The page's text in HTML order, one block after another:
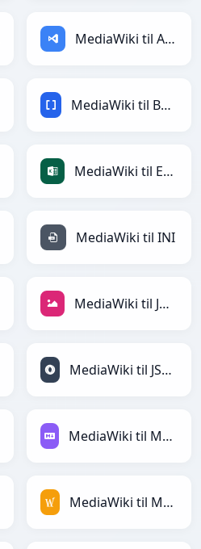
MediaWiki til ASP
MediaWiki til BBCode
MediaWiki til Excel
MediaWiki til INI
MediaWiki til JPEG
MediaWiki til JSONLines
MediaWiki til Markdown
MediaWiki til MediaWiki